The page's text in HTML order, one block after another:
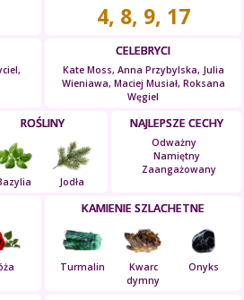
4, 8, 9, 17
CELEBRYCI
Kate Moss, Anna Przybylska, Julia
Wieniawa, Maciej Musiał, Roksana
Węgiel
NAJLEPSZE CECHY
Odważny
Namiętny
Zaangażowany
ROŚLINY
Jodła
KAMIENIE SZLACHETNE
Turmalin
Kwarc
dymny
Onyks